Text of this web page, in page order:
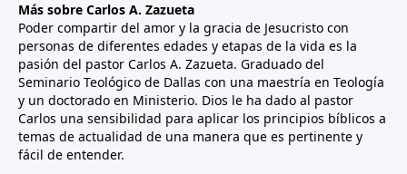
Más sobre Carlos A. Zazueta
Poder compartir del amor y la gracia de Jesucristo con
personas de diferentes edades y etapas de la vida es la
pasión del pastor Carlos A. Zazueta. Graduado del
Seminario Teológico de Dallas con una maestría en Teología
y un doctorado en Ministerio. Dios le ha dado al pastor
Carlos una sensibilidad para aplicar los principios bíblicos a
temas de actualidad de una manera que es pertinente y
fácil de entender.